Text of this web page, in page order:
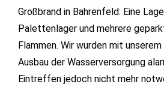
Großbrand in Bahrenfeld: Eine
Palettenlager und mehrere
Flammen. Wir wurden mit
Ausbau der Wasserversorgung
Eintreffen jedoch nicht mehr